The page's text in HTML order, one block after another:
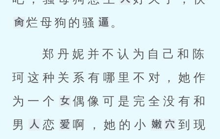
烂母狗的骚
。
珂这种关系有哪里不对，她作
为一个
偶像可是完全没有和
男
恋 啊，她的小
到现